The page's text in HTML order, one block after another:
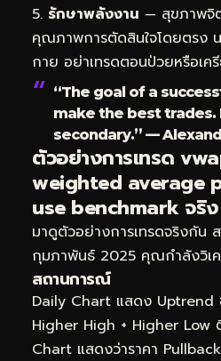
รักษาพลังงาน — สุขภาพจิ
คุณภาพการตัดสินใจโดยตรง
กาย อย่าเทรดตอนป่วยหรือเค
“The goal of a
make the best trades.
secondary.” —
ตัวอย่างการเทรด
weighted average
use benchmark จริ
มาดูตัวอย่างการเทรดจริงกัน
กุมภาพันธ์ 2025 คุณกำลังวิเค
สถานการณ์
Daily Chart แสดง Uptrend
Higher High + Higher
Chart แสดงว่าราคา